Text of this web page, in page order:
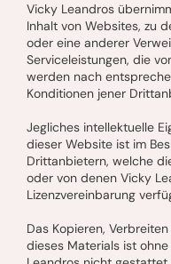
Vicky Leandros
Inhalt von Websites, zu
oder eine anderer
Serviceleistungen, die
werden nach
Konditionen jener
Jegliches intellektuelle
dieser Website ist im
Drittanbietern, welche
oder von denen Vicky
Lizenzvereinbarung
Das Kopieren,
dieses Materials ist